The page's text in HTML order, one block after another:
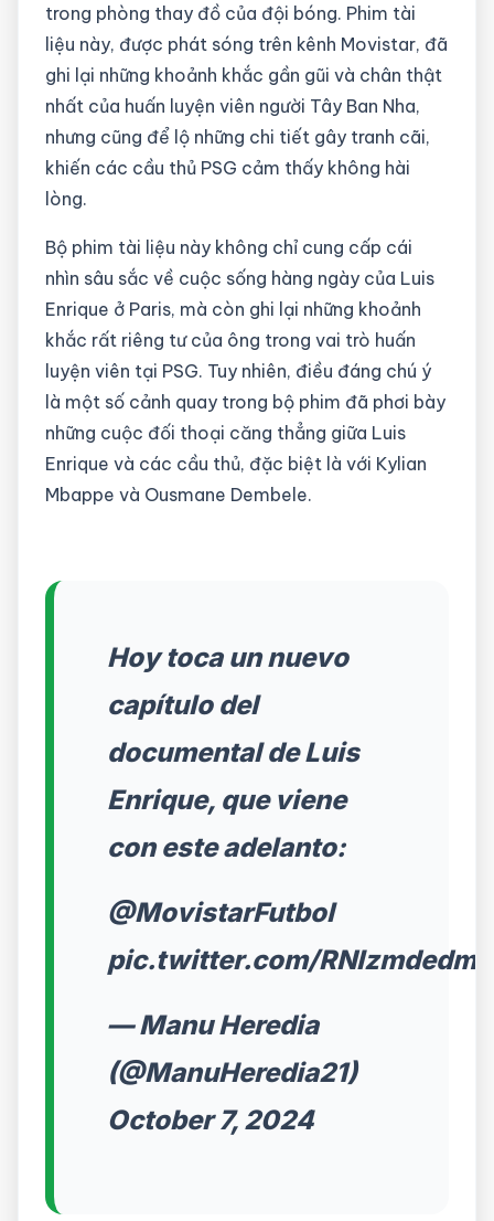
trong phòng thay đồ của đội bóng. Phim tài
liệu này, được phát sóng trên kênh Movistar, đã
ghi lại những khoảnh khắc gần gũi và chân thật
nhất của huấn luyện viên người Tây Ban Nha,
nhưng cũng để lộ những chi tiết gây tranh cãi,
khiến các cầu thủ PSG cảm thấy không hài
lòng.
Bộ phim tài liệu này không chỉ cung cấp cái
nhìn sâu sắc về cuộc sống hàng ngày của Luis
Enrique ở Paris, mà còn ghi lại những khoảnh
khắc rất riêng tư của ông trong vai trò huấn
luyện viên tại PSG. Tuy nhiên, điều đáng chú ý
là một số cảnh quay trong bộ phim đã phơi bày
những cuộc đối thoại căng thẳng giữa Luis
Enrique và các cầu thủ, đặc biệt là với Kylian
Mbappe và Ousmane Dembele.
Hoy toca un nuevo
capítulo del
documental de Luis
Enrique, que viene
con este adelanto:
@MovistarFutbol
pic.twitter.com/RNIzmdedms
— Manu Heredia
(@ManuHeredia21)
October 7, 2024